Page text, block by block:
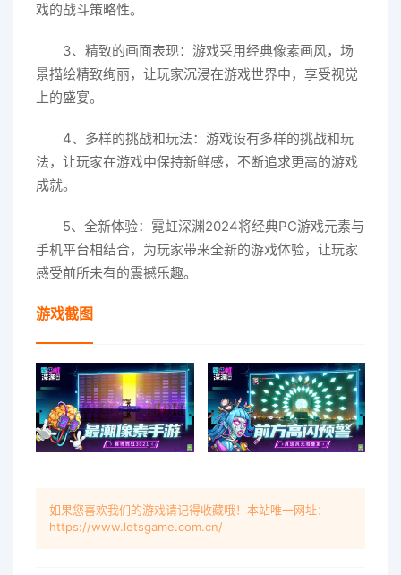
戏的战斗策略性。
3、精致的画面表现：游戏采用经典像素画风，场
景描绘精致绚丽，让玩家沉浸在游戏世界中，享受视觉
上的盛宴。
4、多样的挑战和玩法：游戏设有多样的挑战和玩
法，让玩家在游戏中保持新鲜感，不断追求更高的游戏
成就。
5、全新体验：霓虹深渊2024将经典PC游戏元素与
手机平台相结合，为玩家带来全新的游戏体验，让玩家
感受前所未有的震撼乐趣。
游戏截图
如果您喜欢我们的游戏请记得收藏哦！本站唯一网址：
https://www.letsgame.com.cn/